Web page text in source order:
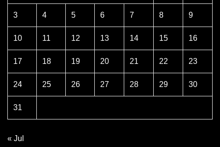
3 4 5 6 7 8 9
10 11 12 13 14 15 16
17 18 19 20 21 22 23
24 25 26 27 28 29 30
31
« Jul